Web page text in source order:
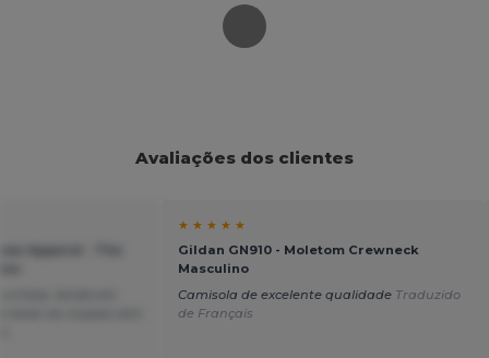
Avaliações dos clientes
★ ★ ★ ★ ★
Gildan GN910 - Moletom Crewneck
Masculino
Camisola de excelente qualidade Traduzido
de Français